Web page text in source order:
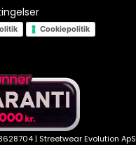
Cookiepolitik
| Streetwear Evolution ApS